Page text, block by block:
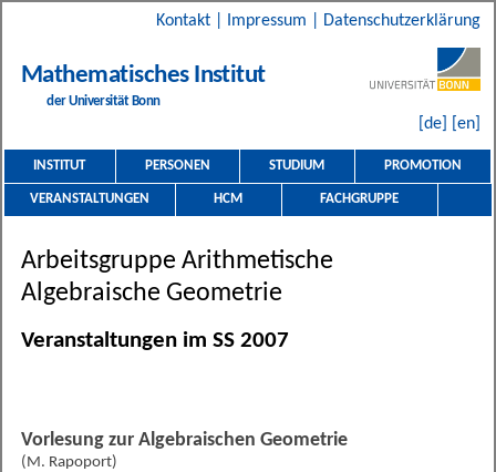
Kontakt Impressum Datenschutzerklärung
Mathematisches Institut
der Universität Bonn
[de] [en]
INSTITUT PERSONEN STUDIUM PROMOTION
VERANSTALTUNGEN HCM FACHGRUPPE
Arbeitsgruppe Arithmetische
Algebraische Geometrie
Veranstaltungen im SS 2007
Vorlesung zur Algebraischen Geometrie
(M. Rapoport)